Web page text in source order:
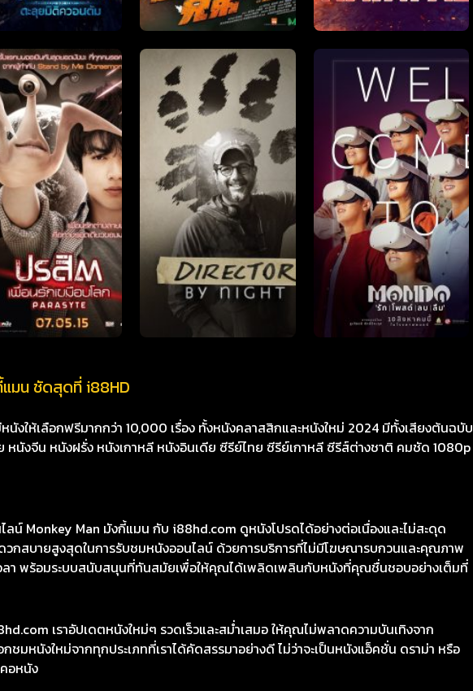
มน ชัดสุดที่ i88HD
งให้เลือกฟรีมากกว่า 10,000 เรื่อง ทั้งหนังคลาสสิกและหนังใหม่ 2024 มีทั้งเสียงต้นฉบับ
นังจีน หนังฝรั่ง หนังเกาหลี หนังอินเดีย ซีรีย์ไทย ซีรีย์เกาหลี ซีรีส์ต่างชาติ คมชัด 1080p
น์ Monkey Man มังกี้แมน กับ i88hd.com ดูหนังโปรดได้อย่างต่อเนื่องและไม่สะดุด
ดวกสบายสูงสุดในการรับชมหนังออนไลน์ ด้วยการบริการที่ไม่มีโฆษณารบกวนและคุณภาพ
า พร้อมระบบสนับสนุนที่ทันสมัยเพื่อให้คุณได้เพลิดเพลินกับหนังที่คุณชื่นชอบอย่างเต็มที่
เราอัปเดตหนังใหม่ๆ รวดเร็วและสม่ำเสมอ ให้คุณไม่พลาดความบันเทิงจาก
หนังใหม่จากทุกประเภทที่เราได้คัดสรรมาอย่างดี ไม่ว่าจะเป็นหนังแอ็คชั่น ดราม่า หรือ
อหนัง